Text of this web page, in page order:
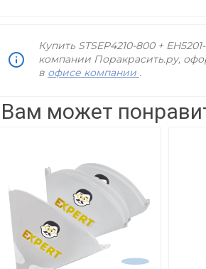
Купить STSEP4210-800 +
компании Поракрасить.ру,
в офисе компании .
Вам может